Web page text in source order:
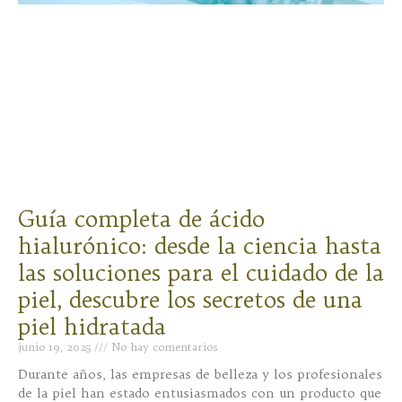
Guía completa de ácido
hialurónico: desde la ciencia hasta
las soluciones para el cuidado de la
piel, descubre los secretos de una
piel hidratada
junio 19, 2025 No hay comentarios
Durante años, las empresas de belleza y los profesionales
de la piel han estado entusiasmados con un producto que